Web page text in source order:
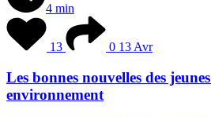
4 min
13 0 13 Avr
Les bonnes nouvelles des
environnement